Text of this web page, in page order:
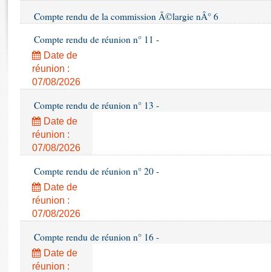
Rapports législatifs
Rapports sur l'application des lois
Baromètre de l’application des lois
Dossiers législatifs
Budget et sécurité sociale
Questions écrites et orales
Comptes rendus des débats
Compte rendu de la commission Ã©largie nÂ° 6
Compte rendu de réunion n° 11 -
Date de
réunion :
07/08/2026
Compte rendu de réunion n° 13 -
Date de
réunion :
07/08/2026
Compte rendu de réunion n° 20 -
Date de
réunion :
07/08/2026
Compte rendu de réunion n° 16 -
Date de
réunion :